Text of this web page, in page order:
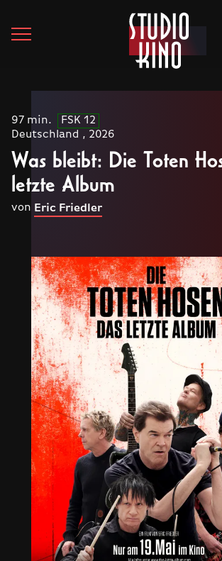
97 min.
FSK 12
Deutschland , 2026
Was bleibt: Die Toten
letzte Album
von Eric Friedler